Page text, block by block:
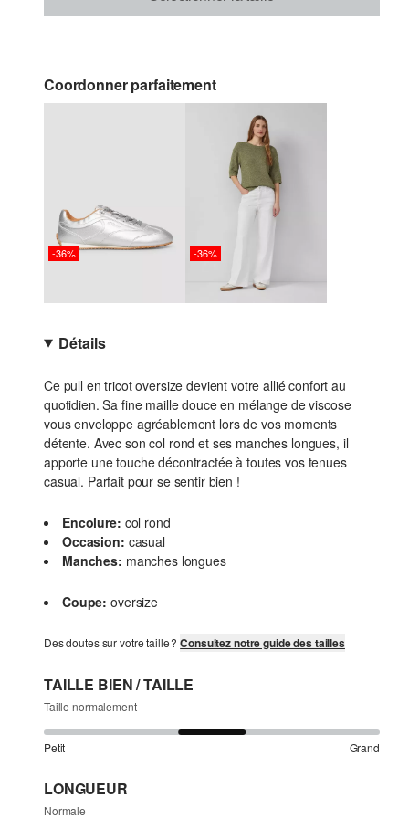
Coordonner parfaitement
-36% -36%
Détails
Ce pull en tricot oversize devient votre allié confort au
quotidien. Sa fine maille douce en mélange de viscose
vous enveloppe agréablement lors de vos moments
détente. Avec son col rond et ses manches longues, il
apporte une touche décontractée à toutes vos tenues
casual. Parfait pour se sentir bien !
Encolure: col rond
Occasion: casual
Manches: manches longues
Coupe: oversize
Des doutes sur votre taille ?Consultez notre guide des tailles
TAILLE BIEN / TAILLE
Taille normalement
Petit Grand
LONGUEUR
Normale